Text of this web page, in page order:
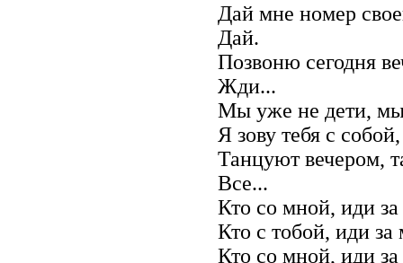
Дай мне номер
Дай.
Позвоню сегодня
Жди...
Мы уже не дети,
Я зову тебя с
Танцуют вечером,
Все...
Кто со мной, иди
Кто с тобой, иди за
Кто со мной, иди